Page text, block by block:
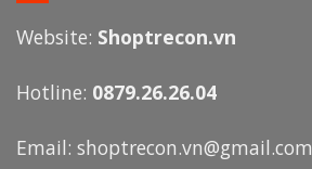
Website: Shoptrecon.vn
Hotline: 0879.26.26.04
Email: shoptrecon.vn@gmail.com